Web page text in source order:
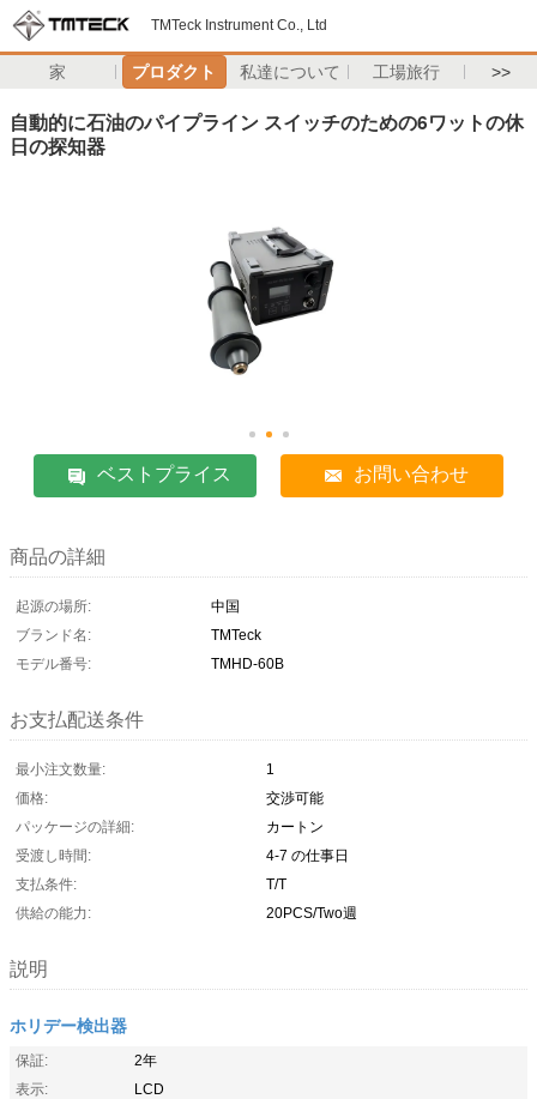
TMTeck Instrument Co., Ltd
家 プロダクト 私達について 工場旅行 >>
自動的に石油のパイプライン スイッチのための6ワットの休
日の探知器
ベストプライス お問い合わせ
商品の詳細
起源の場所:
中国
ブランド名:
TMTeck
モデル番号:
TMHD-60B
お支払配送条件
最小注文数量:
1
価格:
交渉可能
パッケージの詳細:
カートン
受渡し時間:
4-7 の仕事日
支払条件:
T/T
供給の能力:
20PCS/Two週
説明
ホリデー検出器
保証:
2年
表示:
LCD